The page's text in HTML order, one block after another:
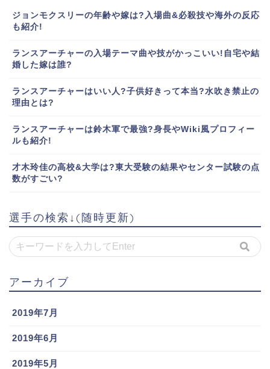
ジョンモクスリーの年齢や嫁は?入場曲&必殺技や海外の反応
も紹介!
ランスアーチャーの入場テーマ曲や技がかっこいい!自宅や結
婚した嫁は誰?
ランスアーチャーはいい人?子供好きって本当?水吹き禁止の
理由とは?
ランスアーチャーは鈴木軍で最強?身長やWiki風プロフィー
ルも紹介!
才木玲佳の高校&大学は?東大受験の結果やセンター試験の点
数がすごい?
選手の検索↓(随時更新)
アーカイブ
2019年7月
2019年6月
2019年5月